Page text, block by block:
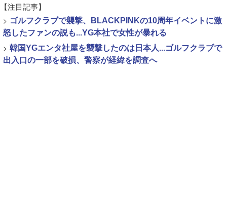
【注目記事】
> ゴルフクラブで襲撃、BLACKPINKの10周年イベントに激
怒したファンの説も...YG本社で女性が暴れる
> 韓国YGエンタ社屋を襲撃したのは日本人...ゴルフクラブで
出入口の一部を破損、警察が経緯を調査へ